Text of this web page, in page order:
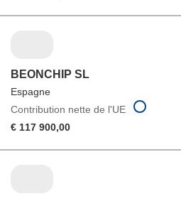
BEONCHIP SL
Espagne
Contribution nette de l'UE
€ 117 900,00